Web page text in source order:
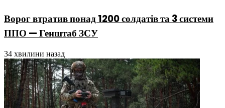
Ворог втратив понад 1200 солдатів та 3 системи
ППО — Генштаб ЗСУ
34 хвилини назад